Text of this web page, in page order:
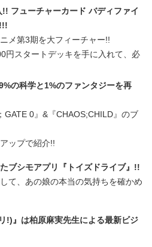
フューチャーカード バディファイ
メ第3期を大フィーチャー!!
円スタートデッキを手に入れて、必
の科学と1%のファンタジーを再
GATE 0』&『CHAOS;CHILD』のブ
ップで紹介!!
ブシモアプリ『トイズドライブ』!!
て、あの娘の本当の気持ちを確かめ
!)』は柏原麻実先生による最新ビジ